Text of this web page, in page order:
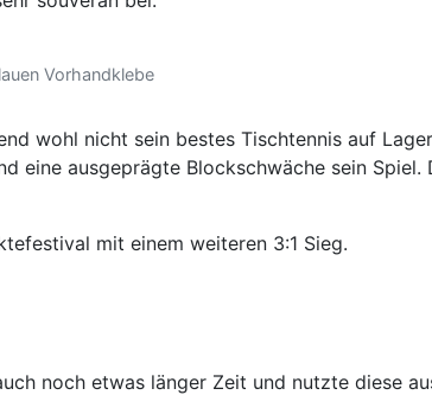
Vorhandklebe
wohl nicht sein bestes Tischtennis auf
eine ausgeprägte Blockschwäche sein
mit einem weiteren 3:1 Sieg.
noch etwas länger Zeit und nutzte diese